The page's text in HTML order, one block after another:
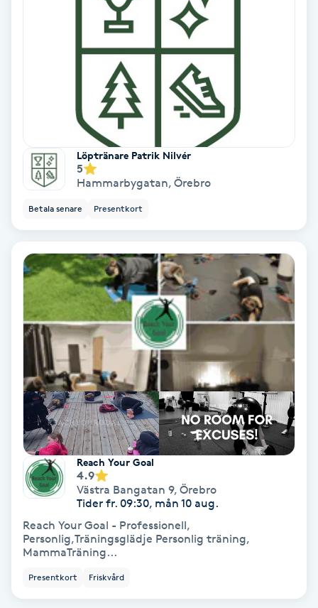
Hollywood Peel
Hot Stone Massage
Hudföryngring
Huduppstramning
Hudvård
Hyaluronsyra
Hyperhidros
Hypnos
Hårborttagning
Hårbottenbehandling
Hårförlängning
Löptränare Patrik Nilvér
5
Hammarbygatan, Örebro
Betala senare Presentkort
Reach Your Goal
4.9
Västra Bangatan 9, Örebro
Tider fr. 09:30, mån 10 aug.
Reach Your Goal - Professionell,
Personlig,Träningsglädje Personlig träning,
MammaTräning...
Presentkort Friskvård